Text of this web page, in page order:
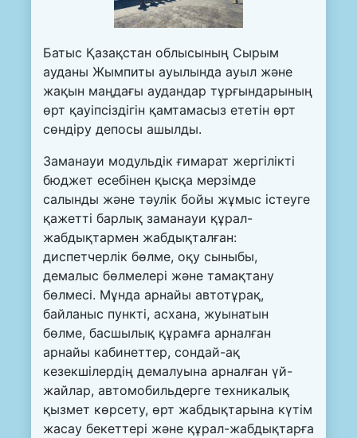
Батыс Қазақстан облысының Сырым
ауданы Жымпиты ауылында ауыл және
жақын маңдағы аудандар тұрғындарының
өрт қауіпсіздігін қамтамасыз ететін өрт
сөндіру депосы ашылды.
Заманауи модульдік ғимарат жергілікті
бюджет есебінен қысқа мерзімде
салынды және тәулік бойы жұмыс істеуге
қажетті барлық заманауи құрал-
жабдықтармен жабдықталған:
диспетчерлік бөлме, оқу сыныбы,
демалыс бөлмелері және тамақтану
бөлмесі. Мұнда арнайы автотұрақ,
байланыс пункті, асхана, жуынатын
бөлме, басшылық құрамға арналған
арнайы кабинеттер, сондай-ақ
кезекшілердің демалуына арналған үй-
жайлар, автомобильдерге техникалық
қызмет көрсету, өрт жабдықтарына күтім
жасау бекеттері және құрал-жабдықтарға